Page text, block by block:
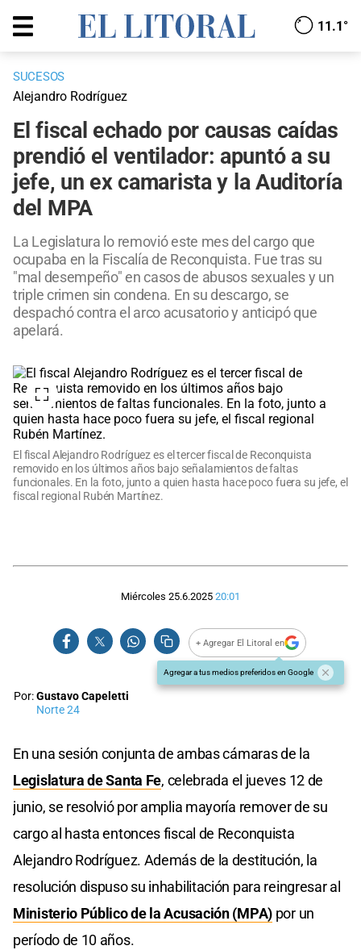
11.1°
SUCESOS
Alejandro Rodríguez
El fiscal echado por causas caídas
prendió el ventilador: apuntó a su
jefe, un ex camarista y la Auditoría
del MPA
La Legislatura lo removió este mes del cargo que
ocupaba en la Fiscalía de Reconquista. Fue tras su
"mal desempeño" en casos de abusos sexuales y un
triple crimen sin condena. En su descargo, se
despachó contra el arco acusatorio y anticipó que
apelará.
El fiscal Alejandro Rodríguez es el tercer fiscal de Reconquista
removido en los últimos años bajo señalamientos de faltas
funcionales. En la foto, junto a quien hasta hace poco fuera su jefe, el
fiscal regional Rubén Martínez.
Miércoles 25.6.2025 20:01
+ Agregar El Litoral en
Agregar a tus medios preferidos en Google
Por:Gustavo Capeletti
Norte 24
En una sesión conjunta de ambas cámaras de la
Legislatura de Santa Fe, celebrada el jueves 12 de
junio, se resolvió por amplia mayoría remover de su
cargo al hasta entonces fiscal de Reconquista
Alejandro Rodríguez. Además de la destitución, la
resolución dispuso su inhabilitación para reingresar al
Ministerio Público de la Acusación (MPA) por un
período de 10 años.